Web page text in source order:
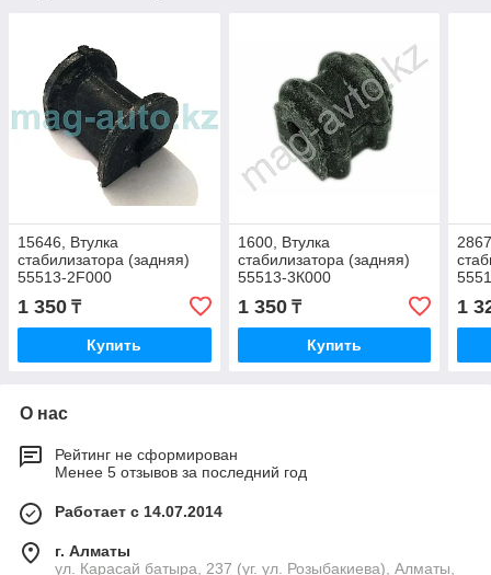
15646, Втулка
стабилизатора (задняя)
55513-2F000
1 350 ₸
Купить
1600, Втулка
стабилизатора (задняя)
55513-3К000
1 350₸
Купить
1
О нас
Рейтинг не сформирован
Менее 5 отзывов за последний год
Работает с 14.07.2014
г. Алматы
ул. Карасай батыра, 237 (уг. ул. Розыбакиева), Алматы,